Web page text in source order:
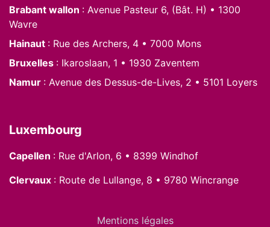
Brabant wallon : Avenue Pasteur 6, (Bât. H) • 1300
Wavre
Hainaut : Rue des Archers, 4 • 7000 Mons
Bruxelles : Ikaroslaan, 1 • 1930 Zaventem
Namur : Avenue des Dessus-de-Lives, 2 • 5101 Loyers
Luxembourg
Capellen : Rue d'Arlon, 6 • 8399 Windhof
Clervaux : Route de Lullange, 8 • 9780 Wincrange
Mentions légales